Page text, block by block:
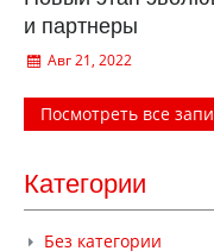
и партнеры
Авг 21, 2022
Посмотреть все
Категории
Без категории